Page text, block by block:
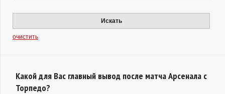
Искать
очистить
Какой для Вас главный вывод после матча Арсенала с
Торпедо?